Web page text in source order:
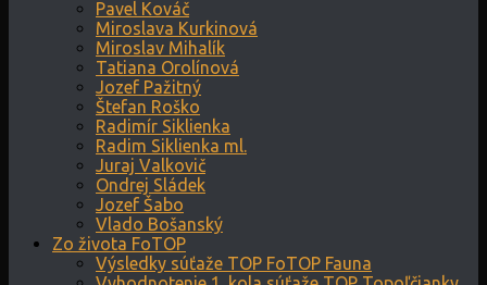
Pavel Kováč
Miroslava Kurkinová
Miroslav Mihalík
Tatiana Orolínová
Jozef Pažitný
Štefan Roško
Radimír Siklienka
Radim Siklienka ml.
Juraj Valkovič
Ondrej Sládek
Jozef Šabo
Vlado Bošanský
Zo života FoTOP
Výsledky súťaže TOP FoTOP Fauna